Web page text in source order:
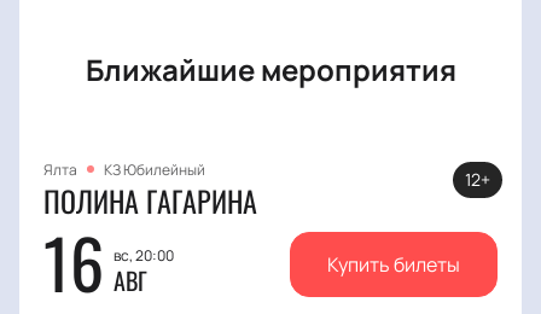
Ближайшие мероприятия
Ялта КЗ Юбилейный
ПОЛИНА ГАГАРИНА
16 вс, 20:00
АВГ
12+
Купить билеты